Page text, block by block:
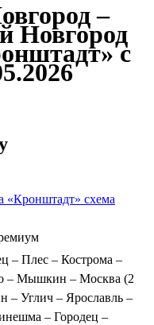
–
Новгород
с
«Кронштадт» схема
– Плес – Кострома –
– Мышкин – Москва (2
– Углич – Ярославль –
– Городец –